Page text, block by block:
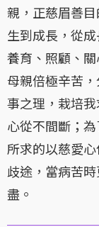
親，正慈眉善
生到成長，從
養育、照顧、
母親倍極辛苦
事之理，栽培
心從不間斷；
所求的以慈愛
歧途，當病苦
盡。